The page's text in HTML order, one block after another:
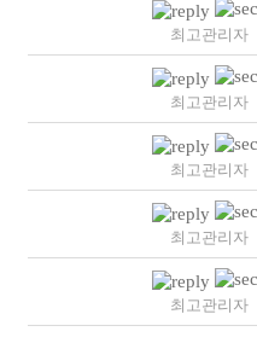
최고관리자
최고관리자
최고관리자
최고관리자
최고관리자